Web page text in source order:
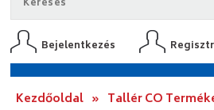
Bejelentkezés
Kezdőoldal » Tallér CO